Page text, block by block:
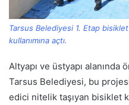
Tarsus Belediyesi 1. Etap
kullanımına açtı.
Altyapı ve üstyapı
Tarsus Belediyesi, bu
edici nitelik taşıyan bisiklet